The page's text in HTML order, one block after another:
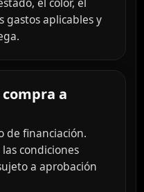
gastos aplicables y
a
de financiación.
condiciones
a aprobación